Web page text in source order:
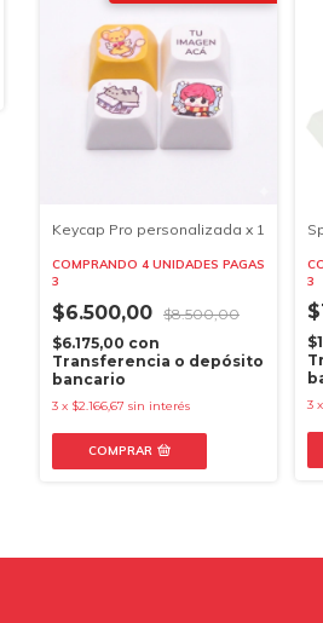
Keycap Pro personalizada x 1
COMPRANDO 4 UNIDADES PAGAS
3
$6.500,00 $8.500,00
$6.175,00 con
Transferencia o depósito
bancario
3 x $2.166,67 sin interés
COMPRAR
3
3 x